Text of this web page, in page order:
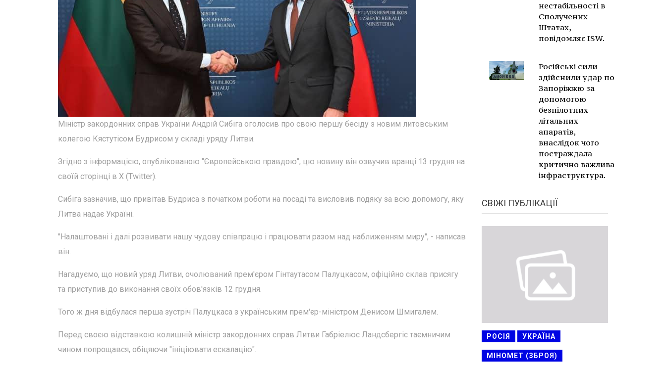
Міністр закордонних справ України Андрій Сибіга оголосив про свою першу бесіду з новим литовським
колегою Кястутісом Будрисом у складі уряду Литви.
Згідно з інформацією, опублікованою "Європейською правдою", цю новину він озвучив вранці 13 грудня на
своїй сторінці в X (Twitter).
Сибіга зазначив, що привітав Будриса з початком роботи на посаді та висловив подяку за всю допомогу, яку
Литва надає Україні.
"Налаштовані і далі розвивати нашу чудову співпрацю і працювати разом над наближенням миру", - написав
він.
Нагадуємо, що новий уряд Литви, очолюваний прем'єром Гінтаутасом Палуцкасом, офіційно склав присягу
та приступив до виконання своїх обов'язків 12 грудня.
Того ж дня відбулася перша зустріч Палуцкаса з українським прем'єр-міністром Денисом Шмигалем.
Перед своєю відставкою колишній міністр закордонних справ Литви Габріелюс Ландсбергіс таємничим
чином попрощався, обіцяючи "ініціювати ескалацію".
нестабільності в
Сполучених
Штатах,
повідомляє ISW.
Російські сили
здійснили удар по
Запоріжжю за
допомогою
безпілотних
літальних
апаратів,
внаслідок чого
постраждала
критично важлива
інфраструктура.
СВІЖІ ПУБЛІКАЦІЇ
РОСІЯ УКРАЇНА
МІНОМЕТ (ЗБРОЯ)